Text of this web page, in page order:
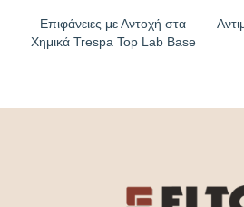
Επιφάνειες με Αντοχή στα
Χημικά Trespa Top Lab Base